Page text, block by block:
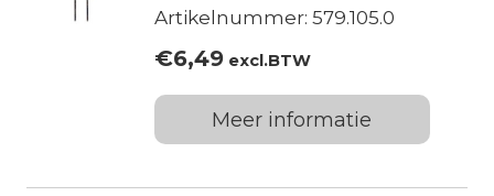
Artikelnummer: 579.105.0
€6,49excl.BTW
Meer informatie